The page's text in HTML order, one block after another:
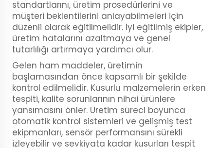
standartlarını, üretim prosedürlerini ve
müşteri beklentilerini anlayabilmeleri için
düzenli olarak eğitilmelidir. İyi eğitilmiş ekipler,
üretim hatalarını azaltmaya ve genel
tutarlılığı artırmaya yardımcı olur.
Gelen ham maddeler, üretimin
başlamasından önce kapsamlı bir şekilde
kontrol edilmelidir. Kusurlu malzemelerin erken
tespiti, kalite sorunlarının nihai ürünlere
yansımasını önler. Üretim süreci boyunca
otomatik kontrol sistemleri ve gelişmiş test
ekipmanları, sensör performansını sürekli
izleyebilir ve sevkiyata kadar kusurları tespit